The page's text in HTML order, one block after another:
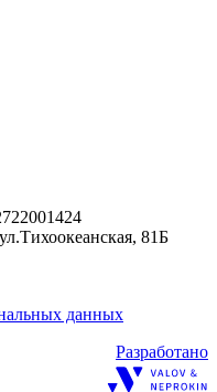
81Б
данных
Разработано